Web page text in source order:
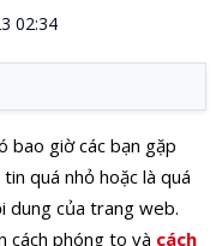
02:34
bao giờ các bạn gặp
quá nhỏ hoặc là quá
dung của trang web.
cách phóng to và cách